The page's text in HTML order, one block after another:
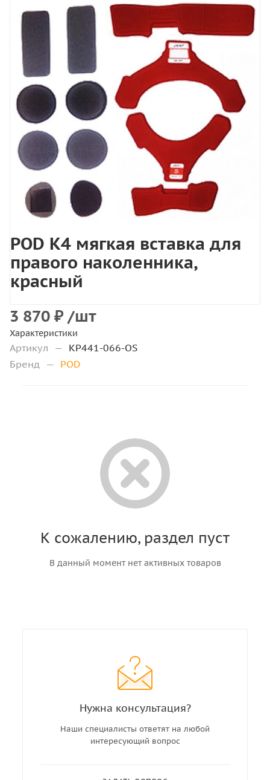
POD K4 мягкая вставка для
правого наколенника,
красный
3 870 ₽ /шт
Характеристики
Артикул — KP441-066-OS
Бренд — POD
К сожалению, раздел пуст
В данный момент нет активных товаров
Нужна консультация?
Наши специалисты ответят на любой
интересующий вопрос